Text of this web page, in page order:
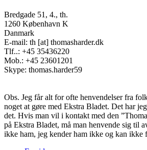
Bredgade 51, 4., th.
1260 København K
Danmark
E-mail: th [at] thomasharder.dk
Tlf..: +45 35436220
Mob.: +45 23601201
Skype: thomas.harder59
Obs. Jeg får alt for ofte henvendelser fra
noget at gøre med Ekstra Bladet. Det har
det. Hvis man vil i kontakt med den
på Ekstra Bladet, må man henvende sig til
ikke ham, jeg kender ham ikke og kan ikke